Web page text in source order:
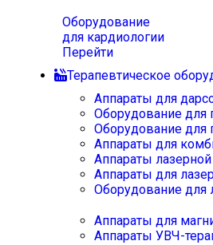
Оборудование
для кардиологии
Перейти
Терапевтическое
Аппараты для
Оборудование для
Оборудование для
Аппараты для
Аппараты
Аппараты для
Оборудование для
Аппараты для
Аппараты УВЧ-